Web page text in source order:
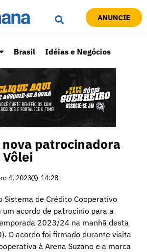
ANUNCIE
Brasil Idéias e Negócios
nova patrocinadora
4, 2023 14:28
Sistema de Crédito Cooperativo
um acordo de patrocínio para a
2023/24 na manhã desta
O acordo foi firmado durante visita
à Arena Suzano e a marca